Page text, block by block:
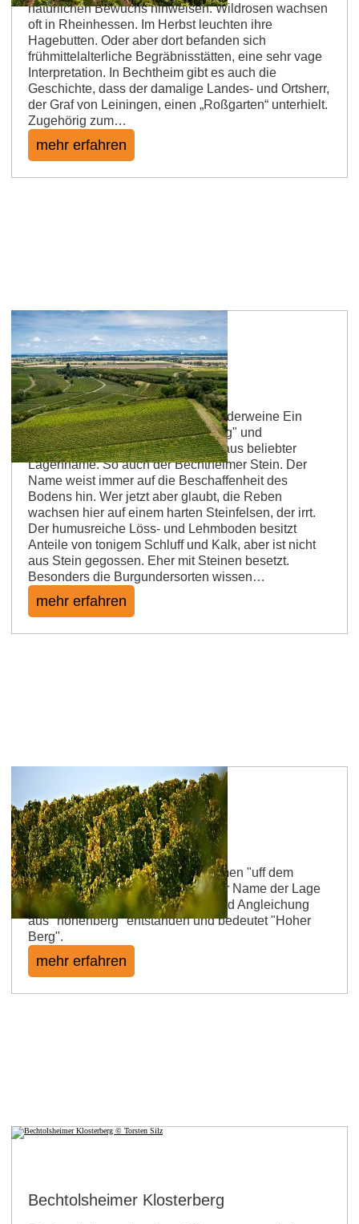
natürlichen Bewuchs hinweisen. Wildrosen wachsen
oft in Rheinhessen. Im Herbst leuchten ihre
Hagebutten. Oder aber dort befanden sich
frühmittelalterliche Begräbnisstätten, eine sehr vage
Interpretation. In Bechtheim gibt es auch die
Geschichte, dass der damalige Landes- und Ortsherr,
der Graf von Leiningen, einen „Roßgarten“ unterhielt.
Zugehörig zum…
mehr erfahren
Bechtheimer Stein
Solala steinig, aber spitzen Burgunderweine Ein
weiterer Kandidat, wie „Sonnenberg" und
„Hasensprung“: „Stein“ ist ein überaus beliebter
Lagenname. So auch der Bechtheimer Stein. Der
Name weist immer auf die Beschaffenheit des
Bodens hin. Wer jetzt aber glaubt, die Reben
wachsen hier auf einem harten Steinfelsen, der irrt.
Der humusreiche Löss- und Lehmboden besitzt
Anteile von tonigem Schluff und Kalk, aber ist nicht
aus Stein gegossen. Eher mit Steinen besetzt.
Besonders die Burgundersorten wissen…
mehr erfahren
Bechtolsheimer Homberg
Die Lage wurde 1501 mit dem Namen "uff dem
homberge" urkundlich erwähnt. Der Name der Lage
ist durch die Zusammenziehung und Angleichung
aus "hohenberg" entstanden und bedeutet "Hoher
Berg".
mehr erfahren
Bechtolsheimer Klosterberg